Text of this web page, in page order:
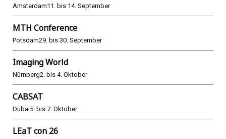
Amsterdam11. bis 14. September
MTH Conference
Potsdam29. bis 30. September
Imaging World
Nürnberg2. bis 4. Oktober
CABSAT
Dubai5. bis 7. Oktober
LEaT con 26